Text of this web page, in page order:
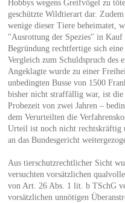
Hobbys wegens Greifvögel zu
geschützte Wildtierart dar.
wenige dieser Tiere beheimatet,
"Ausrottung der Spezies" in
Begründung rechtfertige sich
Vergleich zum Schuldspruch des
Angeklagte wurde zu einer
unbedingten Busse von 1500
bisher nicht straffällig war, ist die
Probezeit von zwei Jahren –
dem Verurteilten die
Urteil ist noch nicht rechtskräftig
an das Bundesgericht
Aus tierschutzrechtlicher Sicht
versuchten vorsätzlichen
von Art. 26 Abs. 1 lit. b TSchG
vorsätzlichen unnötigen